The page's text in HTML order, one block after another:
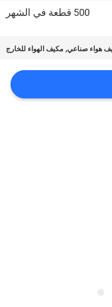
500 قطعة في الشهر
هواء صناعي, مكيف الهواء للخارج